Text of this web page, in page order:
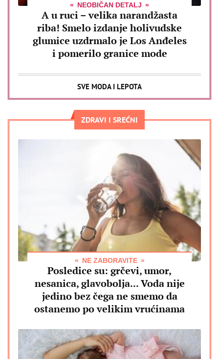
NEOBIČAN DETALJ
A u ruci – velika narandžasta
riba! Smelo izdanje holivudske
glumice uzdrmalo je Los Anđeles
i pomerilo granice mode
SVE MODA I LEPOTA
ZDRAVI I SREĆNI
NE ZABORAVITE
Posledice su: grčevi, umor,
nesanica, glavobolja... Voda nije
jedino bez čega ne smemo da
ostanemo po velikim vrućinama